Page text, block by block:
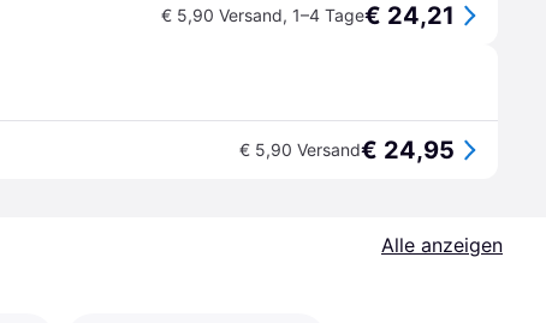
€ 5,90 Versand, 1–4 Tage€ 24,21
€ 5,90 Versand€ 24,95
Alle anzeigen